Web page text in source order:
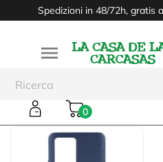
Spedizioni in 48/72h, gratis

0